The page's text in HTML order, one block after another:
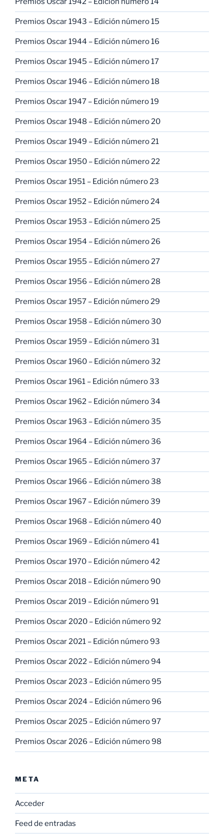
Premios Oscar 1943 – Edición número 15
Premios Oscar 1944 – Edición número 16
Premios Oscar 1945 – Edición número 17
Premios Oscar 1946 – Edición número 18
Premios Oscar 1947 – Edición número 19
Premios Oscar 1948 – Edición número 20
Premios Oscar 1949 – Edición número 21
Premios Oscar 1950 – Edición número 22
Premios Oscar 1951 – Edición número 23
Premios Oscar 1952 – Edición número 24
Premios Oscar 1953 – Edición número 25
Premios Oscar 1954 – Edición número 26
Premios Oscar 1955 – Edición número 27
Premios Oscar 1956 – Edición número 28
Premios Oscar 1957 – Edición número 29
Premios Oscar 1958 – Edición número 30
Premios Oscar 1959 – Edición número 31
Premios Oscar 1960 – Edición número 32
Premios Oscar 1961 – Edición número 33
Premios Oscar 1962 – Edición número 34
Premios Oscar 1963 – Edición número 35
Premios Oscar 1964 – Edición número 36
Premios Oscar 1965 – Edición número 37
Premios Oscar 1966 – Edición número 38
Premios Oscar 1967 – Edición número 39
Premios Oscar 1968 – Edición número 40
Premios Oscar 1969 – Edición número 41
Premios Oscar 1970 – Edición número 42
Premios Oscar 2018 – Edición número 90
Premios Oscar 2019 – Edición número 91
Premios Oscar 2020 – Edición número 92
Premios Oscar 2021 – Edición número 93
Premios Oscar 2022 – Edición número 94
Premios Oscar 2023 – Edición número 95
Premios Oscar 2024 – Edición número 96
Premios Oscar 2025 – Edición número 97
Premios Oscar 2026 – Edición número 98
META
Acceder
Feed de entradas